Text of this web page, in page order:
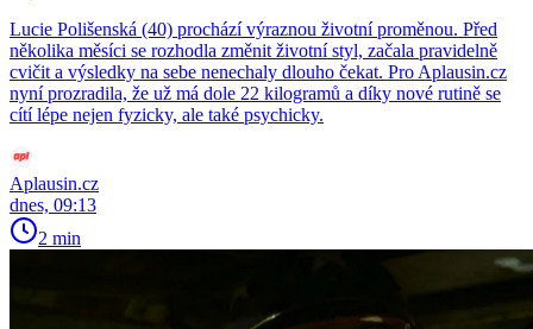
Lucie Polišenská (40) prochází výraznou životní proměnou. Před
několika měsíci se rozhodla změnit životní styl, začala pravidelně
cvičit a výsledky na sebe nenechaly dlouho čekat. Pro Aplausin.cz
nyní prozradila, že už má dole 22 kilogramů a díky nové rutině se
cítí lépe nejen fyzicky, ale také psychicky.
Aplausin.cz
dnes, 09:13
2 min